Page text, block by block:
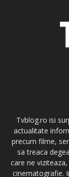
Tvblog.ro isi
actualitate
precum filme,
sa treaca
care ne
cinematografie.